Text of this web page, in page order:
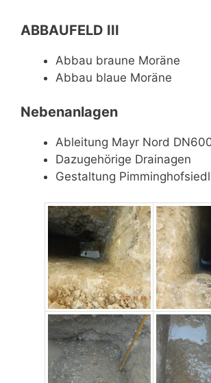
ABBAUFELD III
Abbau braune Moräne
Abbau blaue Moräne
Nebenanlagen
Ableitung Mayr Nord
Dazugehörige Drainagen
Gestaltung